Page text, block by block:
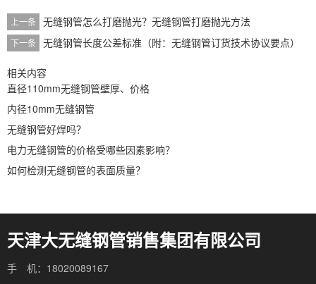
上一条 无缝钢管怎么打磨抛光？无缝钢管打磨抛光方法
下一条 无缝钢管长度公差标准（附：无缝钢管订货技术协议要点）
相关内容
直径110mm无缝钢管壁厚、价格
内径10mm无缝钢管
无缝钢管好焊吗？
电力无缝钢管的价格受哪些因素影响？
如何检测无缝钢管的表面质量？
天津大无缝钢管销售集团有限公司
手 机：18020089167